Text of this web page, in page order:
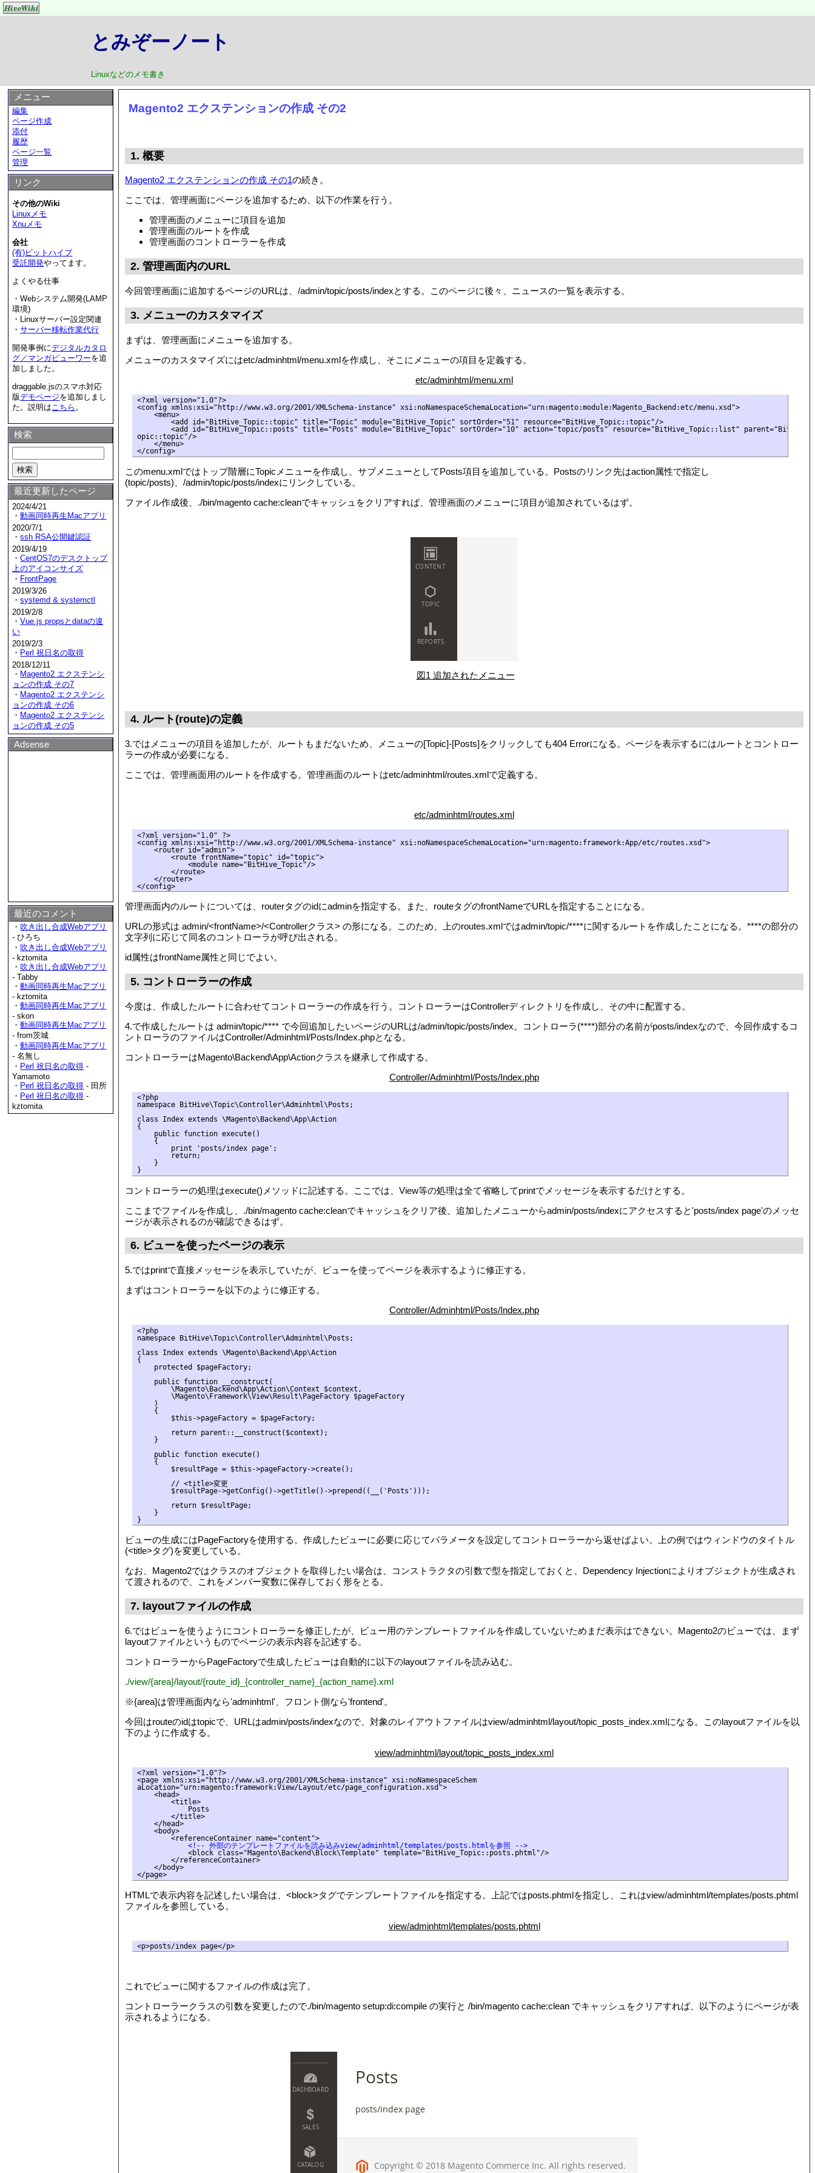
とみぞーノート
Linuxなどのメモ書き
Magento2 エクステンションの作成 その2
1. 概要
Magento2 エクステンションの作成 その1の続き。
ここでは、管理画面にページを追加するため、以下の作業を行う。
管理画面のメニューに項目を追加
管理画面のルートを作成
管理画面のコントローラーを作成
2. 管理画面内のURL
今回管理画面に追加するページのURLは、/admin/topic/posts/indexとする。このページに後々、ニュースの一覧を表示する。
3. メニューのカスタマイズ
まずは、管理画面にメニューを追加する。
メニューのカスタマイズにはetc/adminhtml/menu.xmlを作成し、そこにメニューの項目を定義する。
etc/adminhtml/menu.xml
<?xml version="1.0"?>
<config xmlns:xsi="http://www.w3.org/2001/XMLSchema-instance" xsi:noNamespaceSchemaLocation="urn:magento:module:Magento_Backend:etc/menu.xsd">
    <menu>
        <add id="BitHive_Topic::topic" title="Topic" module="BitHive_Topic" sortOrder="51" resource="BitHive_Topic::topic"/>
<add id="BitHive_Topic::posts" title="Posts" module="BitHive_Topic" sortOrder="10" action="topic/posts" resource="BitHive_Topic::list"
opic::topic"/>
    </menu>
</config>
このmenu.xmlではトップ階層にTopicメニューを作成し、サブメニューとしてPosts項目を追加している。Postsのリンク先はaction属性で指定し
(topic/posts)、/admin/topic/posts/indexにリンクしている。
ファイル作成後、./bin/magento cache:cleanでキャッシュをクリアすれば、管理画面のメニューに項目が追加されているはず。
図1 追加されたメニュー
4. ルート(route)の定義
3.ではメニューの項目を追加したが、ルートもまだないため、メニューの[Topic]-[Posts]をクリックしても404 Errorになる。ページを表示するにはルートとコントロー
ラーの作成が必要になる。
ここでは、管理画面用のルートを作成する。管理画面のルートはetc/adminhtml/routes.xmlで定義する。
etc/adminhtml/routes.xml
<?xml version="1.0" ?>
<config xmlns:xsi="http://www.w3.org/2001/XMLSchema-instance" xsi:noNamespaceSchemaLocation="urn:magento:framework:App/etc/routes.xsd">
    <router id="admin">
        <route frontName="topic" id="topic">
            <module name="BitHive_Topic"/>
        </route>
    </router>
</config>
管理画面内のルートについては、routerタグのidにadminを指定する。また、routeタグのfrontNameでURLを指定することになる。
URLの形式は admin/<frontName>/<Controllerクラス> の形になる。このため、上のroutes.xmlではadmin/topic/****に関するルートを作成したことになる。****の部分の
文字列に応じて同名のコントローラが呼び出される。
id属性はfrontName属性と同じでよい。
5. コントローラーの作成
今度は、作成したルートに合わせてコントローラーの作成を行う。コントローラーはControllerディレクトリを作成し、その中に配置する。
4.で作成したルートは admin/topic/**** で今回追加したいページのURLは/admin/topic/posts/index。コントローラ(****)部分の名前がposts/indexなので、今回作成するコ
ントローラのファイルはController/Adminhtml/Posts/Index.phpとなる。
コントローラーはMagento\Backend\App\Actionクラスを継承して作成する。
Controller/Adminhtml/Posts/Index.php
<?php
namespace BitHive\Topic\Controller\Adminhtml\Posts;
class Index extends \Magento\Backend\App\Action
{
    public function execute()
    {
        print 'posts/index page';
        return;
    }
}
コントローラーの処理はexecute()メソッドに記述する。ここでは、View等の処理は全て省略してprintでメッセージを表示するだけとする。
ここまでファイルを作成し、./bin/magento cache:cleanでキャッシュをクリア後、追加したメニューからadmin/posts/indexにアクセスすると'posts/index page'のメッセ
ージが表示されるのが確認できるはず。
6. ビューを使ったページの表示
5.ではprintで直接メッセージを表示していたが、ビューを使ってページを表示するように修正する。
まずはコントローラーを以下のように修正する。
Controller/Adminhtml/Posts/Index.php
<?php
namespace BitHive\Topic\Controller\Adminhtml\Posts;
class Index extends \Magento\Backend\App\Action
{
    protected $pageFactory;
    public function __construct(
        \Magento\Backend\App\Action\Context $context,
        \Magento\Framework\View\Result\PageFactory $pageFactory
    )
    {
        $this->pageFactory = $pageFactory;
        return parent::__construct($context);
    }
    public function execute()
    {
        $resultPage = $this->pageFactory->create();
        // <title>変更
        $resultPage->getConfig()->getTitle()->prepend((__('Posts')));
        return $resultPage;
    }
}
ビューの生成にはPageFactoryを使用する。作成したビューに必要に応じてパラメータを設定してコントローラーから返せばよい。上の例ではウィンドウのタイトル
(<title>タグ)を変更している。
なお、Magento2ではクラスのオブジェクトを取得したい場合は、コンストラクタの引数で型を指定しておくと、Dependency Injectionによりオブジェクトが生成され
て渡されるので、これをメンバー変数に保存しておく形をとる。
7. layoutファイルの作成
6.ではビューを使うようにコントローラーを修正したが、ビュー用のテンプレートファイルを作成していないためまだ表示はできない。Magento2のビューでは、まず
layoutファイルというものでページの表示内容を記述する。
コントローラーからPageFactoryで生成したビューは自動的に以下のlayoutファイルを読み込む。
./view/{area}/layout/{route_id}_{controller_name}_{action_name}.xml
※{area}は管理画面内なら'adminhtml'、フロント側なら'frontend'。
今回はrouteのidはtopicで、URLはadmin/posts/indexなので、対象のレイアウトファイルはview/adminhtml/layout/topic_posts_index.xmlになる。このlayoutファイルを以
下のように作成する。
view/adminhtml/layout/topic_posts_index.xml
<?xml version="1.0"?>
<page xmlns:xsi="http://www.w3.org/2001/XMLSchema-instance" xsi:noNamespaceSchem
aLocation="urn:magento:framework:View/Layout/etc/page_configuration.xsd">
    <head>
        <title>
            Posts
        </title>
    </head>
    <body>
        <referenceContainer name="content">
            <!-- 外部のテンプレートファイルを読み込みview/adminhtml/templates/posts.htmlを参照 -->
            <block class="Magento\Backend\Block\Template" template="BitHive_Topic::posts.phtml"/>
        </referenceContainer>
    </body>
</page>
HTMLで表示内容を記述したい場合は、<block>タグでテンプレートファイルを指定する。上記ではposts.phtmlを指定し、これはview/adminhtml/templates/posts.phtml
ファイルを参照している。
view/adminhtml/templates/posts.phtml
<p>posts/index page</p>
これでビューに関するファイルの作成は完了。
コントローラークラスの引数を変更したので./bin/magento setup:di:compile の実行と /bin/magento cache:clean でキャッシュをクリアすれば、以下のようにページが表
示されるようになる。
メニュー
編集
ページ作成
添付
履歴
ページ一覧
管理
リンク
その他のWiki
Linuxメモ
Xnuメモ
会社
(有)ビットハイブ
受託開発やってます。
よくやる仕事
・Webシステム開発(LAMP
環境)
・Linuxサーバー設定関連
・サーバー移転作業代行
開発事例にデジタルカタロ
グ／マンガビューワーを追
加しました。
draggable.jsのスマホ対応
版デモページを追加しまし
た。説明はこちら 。
検索
最近更新したページ
2024/4/21
・動画同時再生Macアプリ
2020/7/1
・ssh RSA公開鍵認証
2019/4/19
・CentOS7のデスクトップ
上のアイコンサイズ
・ FrontPage
2019/3/26
・systemd & systemctl
2019/2/8
・Vue.js propsとdataの違
い
2019/2/3
・ Perl 祝日名の取得
2018/12/11
・ Magento2 エクステンシ
ョンの作成 その7
・ Magento2 エクステンシ
ョンの作成 その6
・ Magento2 エクステンシ
ョンの作成 その5
Adsense
最近のコメント
・ 吹き出し合成Webアプリ
- ひろち
・ 吹き出し合成Webアプリ
- kztomita
・ 吹き出し合成Webアプリ
- Tabby
・動画同時再生Macアプリ
- kztomita
・動画同時再生Macアプリ
- skon
・動画同時再生Macアプリ
- from茨城
・動画同時再生Macアプリ
- 名無し
・ Perl 祝日名の取得 -
Yamamoto
・ Perl 祝日名の取得 - 田所
・ Perl 祝日名の取得 -
kztomita